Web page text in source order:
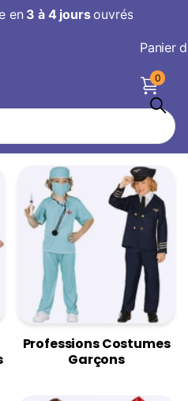
en 3 à 4 joursouvrés
Panier
0
carnaval
Professions Costumes
Garçons